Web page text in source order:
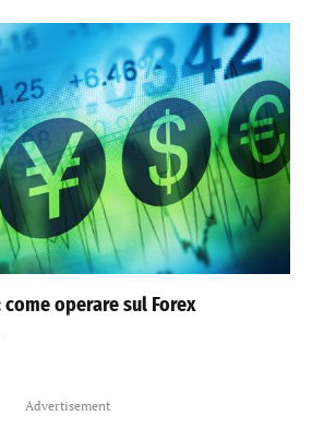
operare sul Forex
Advertisement